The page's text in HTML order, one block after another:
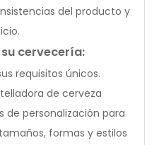
del producto y
cervecería:
requisitos únicos.
de cerveza
personalización para
formas y estilos